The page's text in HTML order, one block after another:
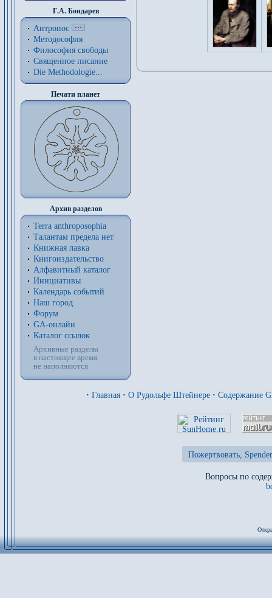
Г.А. Бондарев
Антропос
Методософия
Философия cвободы
Священное писание
Die Methodologie...
Печати планет
Архив разделов
Terra anthroposophia
Талантам предела нет
Книжная лавка
Книгоиздательство
Алфавитный каталог
Инициативы
Календарь событий
Наш город
Форум
GA-онлайн
Каталог ссылок
Архивные разделы
в настоящее время
не наполняются
· Главная · О Рудольфе Штейнере · Содержание
Пожертвовать,
Вопросы по